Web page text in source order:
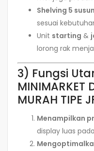
Shelving 5 susun
sesuai
Unit starting &
lorong rak
3) Fungsi
MINIMARKET
MURAH TIPE
Menampilkan
display luas